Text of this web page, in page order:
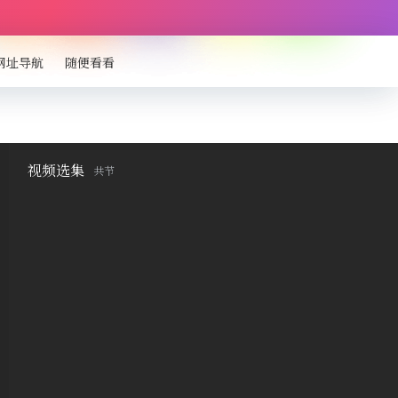
址导航 随便看看
视频选集 共节